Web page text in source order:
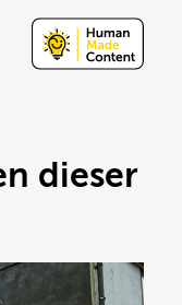
dieser